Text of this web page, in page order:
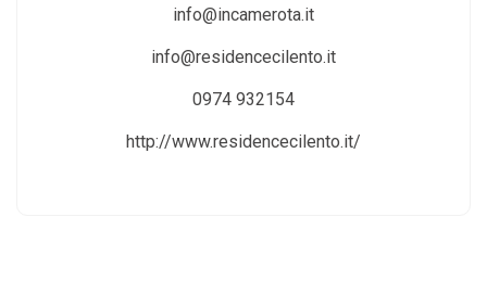
info@incamerota.it
info@residencecilento.it
0974 932154
http://www.residencecilento.it/